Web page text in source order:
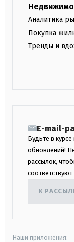
Аналитика
Покупка
Тренды и
E-mail-
Будьте в
обновлений!
рассылок,
К
Наши приложения: